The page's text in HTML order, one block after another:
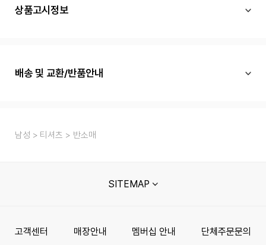
상품고시정보
배송 및 교환/반품안내
남성 티셔츠 반소매
SITEMAP
고객센터 매장안내 멤버십 안내 단체주문문의